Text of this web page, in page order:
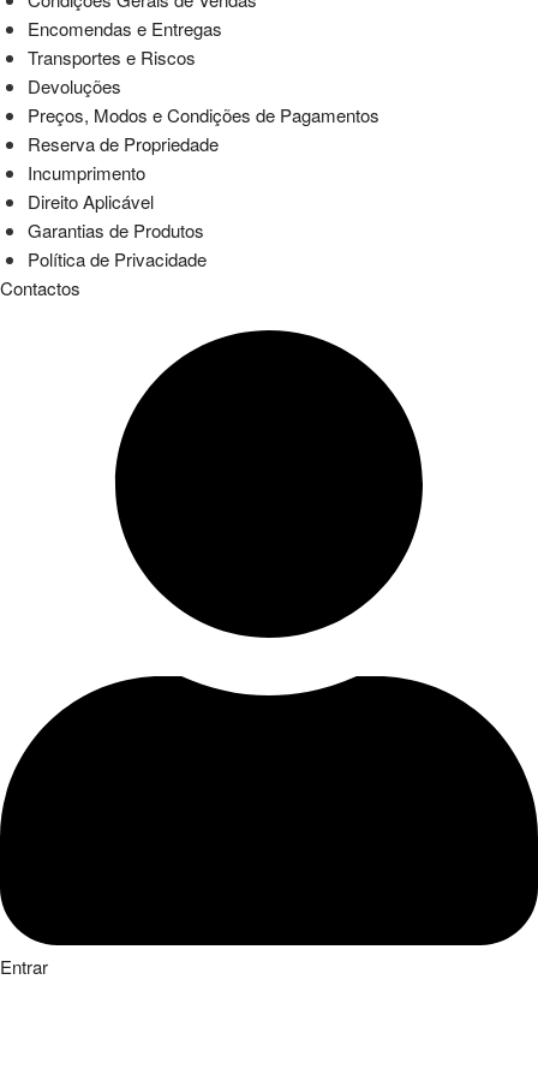
Encomendas e Entregas
Transportes e Riscos
Devoluções
Preços, Modos e Condições de Pagamentos
Reserva de Propriedade
Incumprimento
Direito Aplicável
Garantias de Produtos
Política de Privacidade
Contactos
Entrar